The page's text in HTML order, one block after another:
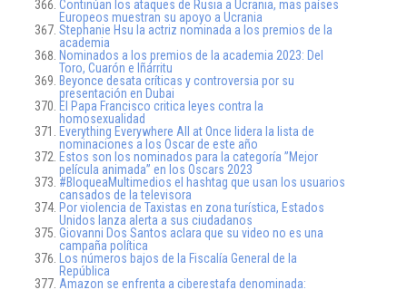
Continúan los ataques de Rusia a Ucrania, mas países
Europeos muestran su apoyo a Ucrania
Stephanie Hsu la actriz nominada a los premios de la
academia
Nominados a los premios de la academia 2023: Del
Toro, Cuarón e Iñárritu
Beyonce desata críticas y controversia por su
presentación en Dubai
El Papa Francisco critica leyes contra la
homosexualidad
Everything Everywhere All at Once lidera la lista de
nominaciones a los Oscar de este año
Estos son los nominados para la categoría ”Mejor
película animada” en los Oscars 2023
#BloqueaMultimedios el hashtag que usan los usuarios
cansados de la televisora
Por violencia de Taxistas en zona turística, Estados
Unidos lanza alerta a sus ciudadanos
Giovanni Dos Santos aclara que su video no es una
campaña política
Los números bajos de la Fiscalía General de la
República
Amazon se enfrenta a ciberestafa denominada: